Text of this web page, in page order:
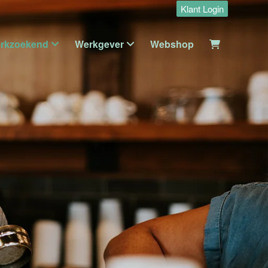
Klant Login
Werkgever Webshop